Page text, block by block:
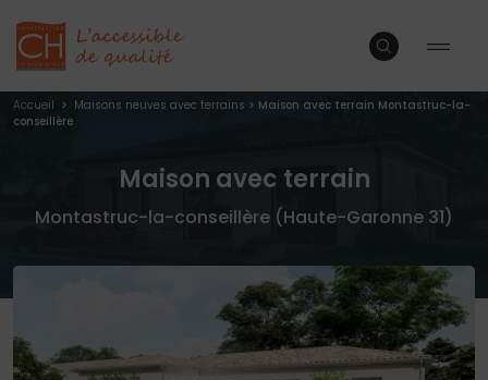
Accueil > Maisons neuves avec terrains > Maison avec terrain Montastruc-la-
conseillère
Maison avec terrain
Montastruc-la-conseillère (Haute-Garonne 31)